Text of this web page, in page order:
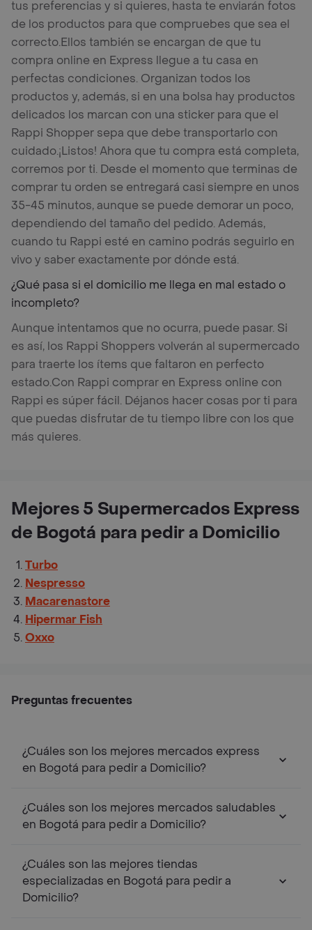
tus preferencias y si quieres, hasta te enviarán fotos
de los productos para que compruebes que sea el
correcto.Ellos también se encargan de que tu
compra online en Express llegue a tu casa en
perfectas condiciones. Organizan todos los
productos y, además, si en una bolsa hay productos
delicados los marcan con una sticker para que el
Rappi Shopper sepa que debe transportarlo con
cuidado.¡Listos! Ahora que tu compra está completa,
corremos por ti. Desde el momento que terminas de
comprar tu orden se entregará casi siempre en unos
35-45 minutos, aunque se puede demorar un poco,
dependiendo del tamaño del pedido. Además,
cuando tu Rappi esté en camino podrás seguirlo en
vivo y saber exactamente por dónde está.
¿Qué pasa si el domicilio me llega en mal estado o
incompleto?
Aunque intentamos que no ocurra, puede pasar. Si
es así, los Rappi Shoppers volverán al supermercado
para traerte los ítems que faltaron en perfecto
estado.Con Rappi comprar en Express online con
Rappi es súper fácil. Déjanos hacer cosas por ti para
que puedas disfrutar de tu tiempo libre con los que
más quieres.
Mejores 5 Supermercados Express
de Bogotá para pedir a Domicilio
Turbo
Nespresso
Macarenastore
Hipermar Fish
Oxxo
Preguntas frecuentes
¿Cuáles son los mejores mercados express
en Bogotá para pedir a Domicilio?
¿Cuáles son los mejores mercados saludables
en Bogotá para pedir a Domicilio?
¿Cuáles son las mejores tiendas
especializadas en Bogotá para pedir a
Domicilio?